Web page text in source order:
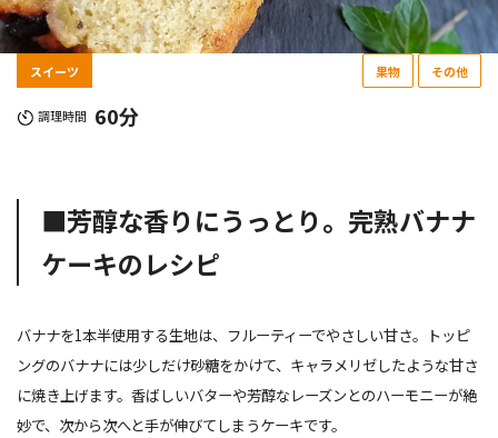
スイーツ 果物 その他
調理時間 60分
■芳醇な香りにうっとり。完熟バナナ
ケーキのレシピ
バナナを1本半使用する生地は、フルーティーでやさしい甘さ。トッピ
ングのバナナには少しだけ砂糖をかけて、キャラメリゼしたような甘さ
に焼き上げます。香ばしいバターや芳醇なレーズンとのハーモニーが絶
妙で、次から次へと手が伸びてしまうケーキです。